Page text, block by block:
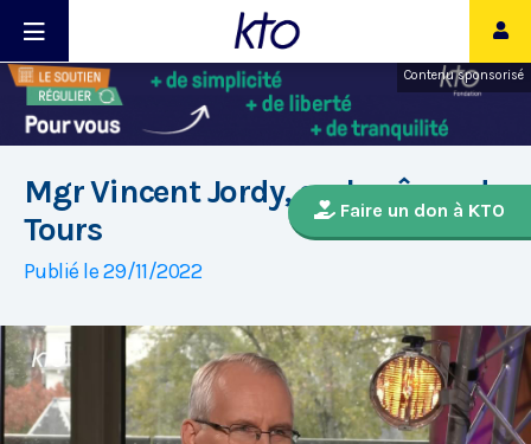
Contenu sponsorisé
Faire un don à KTO
Mgr Vincent Jordy, archevêque de
Tours
Publié le 29/11/2022